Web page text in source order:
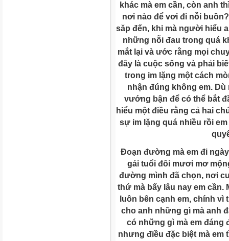
khác mà em cần, còn anh
nơi nào để vơi đi nỗi
săp đến, khi mà người hiểu
những nỗi đau trong quá
mắt lại và ước rằng mọi
đây là cuộc sống và phải
trong im lặng một cách
nhận đúng không em.
vướng bận để có thể bắt
hiểu một điều rằng cả hai
sự im lặng quá nhiều rồi
Đoạn đường mà em đi
gái tuổi đôi mươi mơ
đường mình đã chọn, nơi
thứ mà bấy lâu nay em cần.
luôn bên cạnh em, chính vì
cho anh những gì mà anh
có những gì mà em đáng
nhưng điều đặc biệt mà em